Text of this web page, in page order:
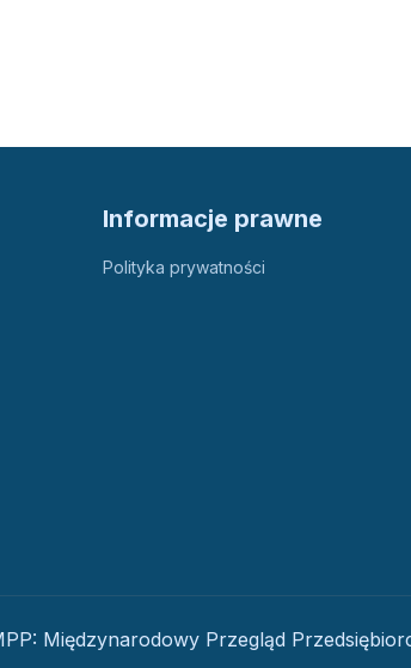
Informacje prawne
Polityka prywatności
Międzynarodowy Przegląd